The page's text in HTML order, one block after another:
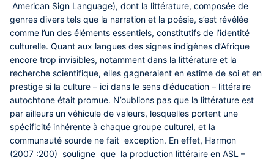
American Sign Language), dont la littérature, composée de
genres divers tels que la narration et la poésie, s’est révélée
comme l’un des éléments essentiels, constitutifs de l’identité
culturelle. Quant aux langues des signes indigènes d’Afrique
encore trop invisibles, notamment dans la littérature et la
recherche scientifique, elles gagneraient en estime de soi et en
prestige si la culture – ici dans le sens d’éducation – littéraire
autochtone était promue. N’oublions pas que la littérature est
par ailleurs un véhicule de valeurs, lesquelles portent une
spécificité inhérente à chaque groupe culturel, et la
communauté sourde ne fait exception. En effet, Harmon
(2007 :200) souligne que la production littéraire en ASL –